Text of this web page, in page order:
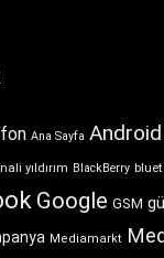
Ana Sayfa Android
yıldırım BlackBerry
Google GSM
Mediamarkt